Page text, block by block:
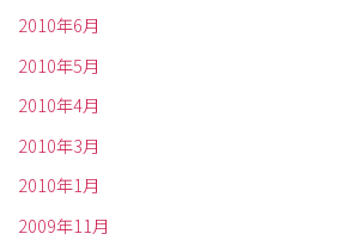
2010年6月
2010年5月
2010年4月
2010年3月
2010年1月
2009年11月